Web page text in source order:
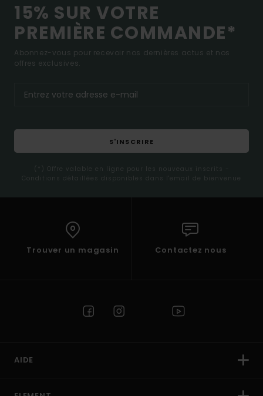
15% SUR VOTRE
PREMIÈRE COMMANDE*
Abonnez-vous pour recevoir nos dernières actus et nos
offres exclusives.
S'INSCRIRE
(*) Offre valable en ligne pour les nouveaux inscrits -
Conditions détaillées disponibles dans l'email de bienvenue
Trouver un magasin Contactez nous
AIDE